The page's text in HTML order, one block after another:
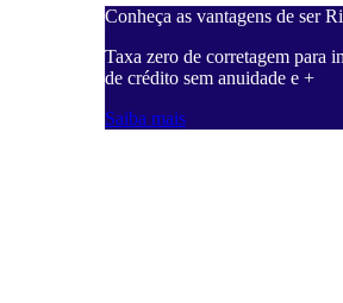
Conheça as vantagens de ser
Taxa zero de corretagem para
de crédito sem anuidade e +
Saiba mais